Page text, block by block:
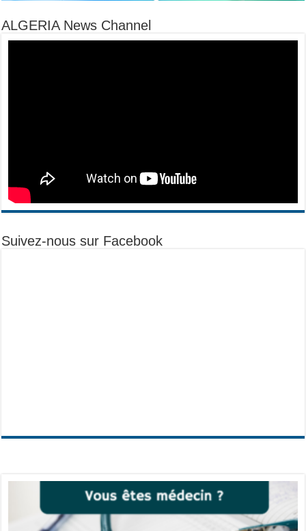
ALGERIA News Channel
Suivez-nous sur Facebook